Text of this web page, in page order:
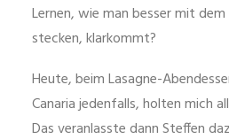
Lernen, wie man besser mit
stecken, klarkommt?
Heute, beim Lasagne-
Canaria jedenfalls, holten mich
Das veranlasste dann Steffen